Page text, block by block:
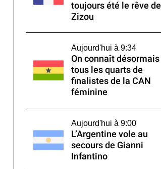
toujours été le rêve de
Zizou
Aujourd'hui à 9:34
On connaît désormais
tous les quarts de
finalistes de la CAN
féminine
Aujourd'hui à 9:00
L’Argentine vole au
secours de Gianni
Infantino